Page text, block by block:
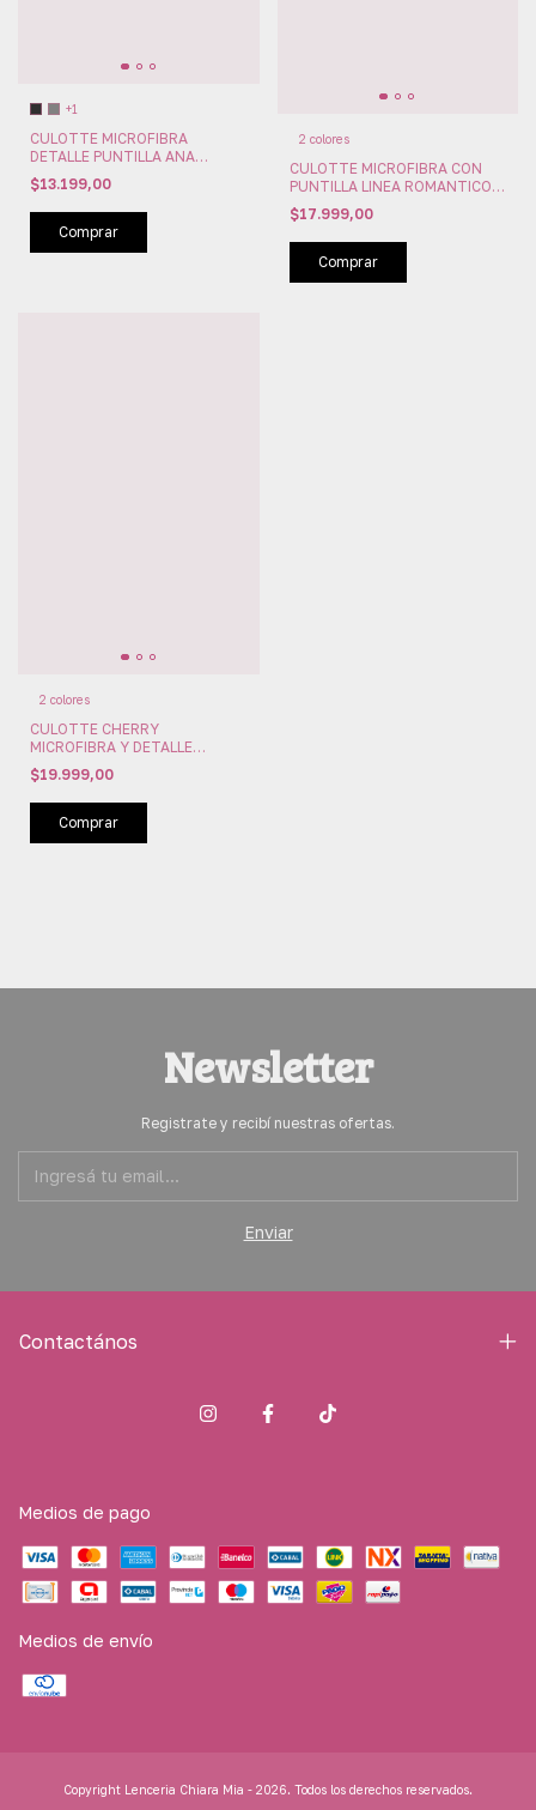
+1
CULOTTE MICROFIBRA
DETALLE PUNTILLA ANA
GRANT (AG4768)
$13.199,00
Comprar
2 colores
CULOTTE MICROFIBRA CON
PUNTILLA LINEA ROMANTICOS
ANA GRANT (AG4698)
$17.999,00
Comprar
2 colores
CULOTTE CHERRY
MICROFIBRA Y DETALLE
PUNTILLA ANA GRANT
(AG4602)
$19.999,00
Comprar
Newsletter
Registrate y recibí nuestras ofertas.
Contactános
Medios de pago
Medios de envío
Copyright Lenceria Chiara Mia - 2026. Todos los derechos reservados.